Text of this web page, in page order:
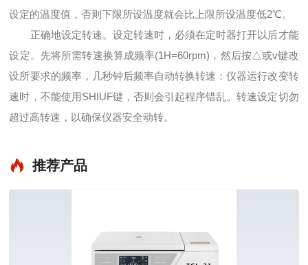
设定的温度值，否则下限所设温度就会比上限所设温度低2℃。
正确地设定转速。设定转速时，必须在定时器打开以后才能
设定。先将所需转速换算成频率(1H=60rpm)，然后按△或v键改
设所要求的频率，几秒钟后频率自动转换转速：仪器运行改变转
速时，不能使用SHIUF键，否则会引起程序错乱。转速设定切勿
超过高转速，以确保仪器安全动转。
推荐产品